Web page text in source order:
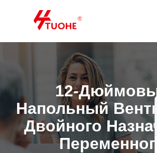
12-
Напольный
Двойного